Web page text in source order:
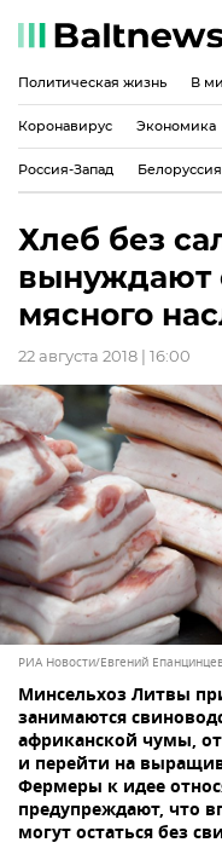
Политическая жизнь В
Коронавирус Экономика
Россия-Запад Белоруссия
Хлеб без
вынуждают
мясного
22 августа 2018 | 16:00
РИА Новости/Евгений
Минсельхоз Литвы
занимаются
африканской чумы,
и перейти на
Фермеры к идее
предупреждают, что
могут остаться без